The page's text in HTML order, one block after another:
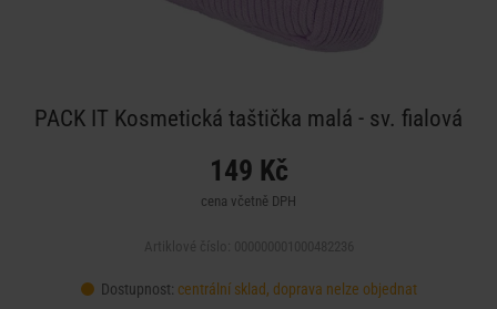
PACK IT Kosmetická taštička malá - sv. fialová
149 Kč
cena včetně DPH
Dostupnost: centrální sklad, doprava nelze objednat